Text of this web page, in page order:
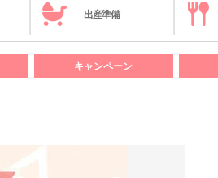
出産準備
キャンペーン